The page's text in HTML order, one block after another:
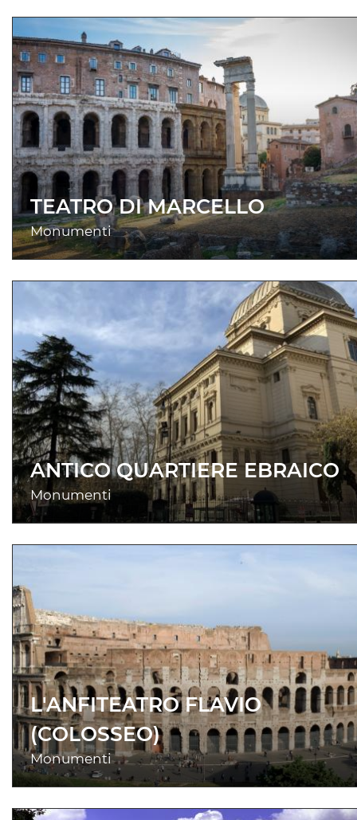
TEATRO DI MARCELLO
Monumenti
ANTICO QUARTIERE EBRAICO
Monumenti
L'ANFITEATRO FLAVIO
(COLOSSEO)
Monumenti